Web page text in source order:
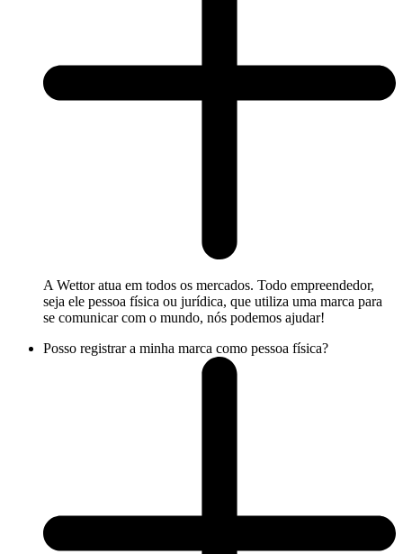
A Wettor atua em todos os mercados. Todo empreendedor,
seja ele pessoa física ou jurídica, que utiliza uma marca para
se comunicar com o mundo, nós podemos ajudar!
Posso registrar a minha marca como pessoa física?